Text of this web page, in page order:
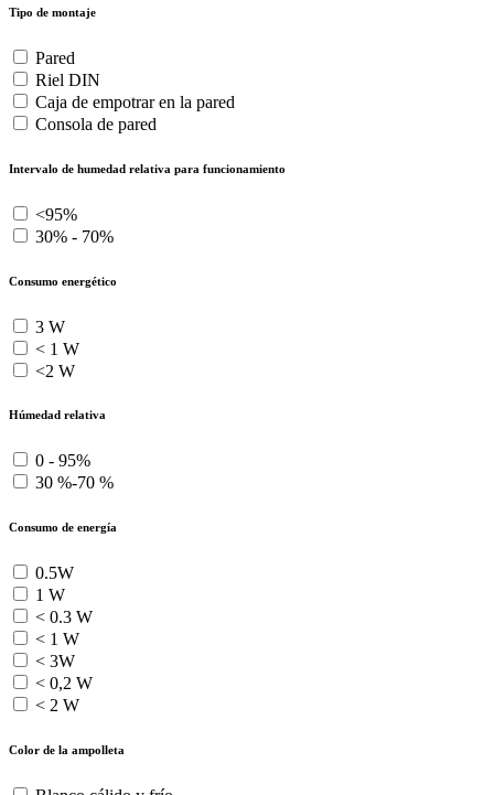
Tipo de montaje
Pared
Riel DIN
Caja de empotrar en la pared
Consola de pared
Intervalo de humedad relativa para funcionamiento
<95%
30% - 70%
Consumo energético
3 W
< 1 W
<2 W
Húmedad relativa
0 - 95%
30 %-70 %
Consumo de energía
0.5W
1 W
< 0.3 W
< 1 W
< 3W
< 0,2 W
< 2 W
Color de la ampolleta